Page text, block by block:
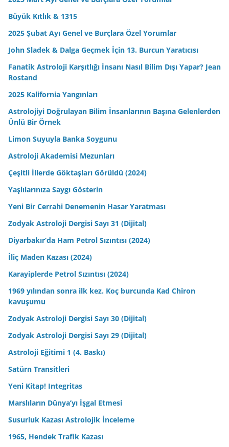
Büyük Kıtlık & 1315
2025 Şubat Ayı Genel ve Burçlara Özel Yorumlar
John Sladek & Dalga Geçmek İçin 13. Burcun Yaratıcısı
Fanatik Astroloji Karşıtlığı İnsanı Nasıl Bilim Dışı Yapar? Jean
Rostand
2025 Kalifornia Yangınları
Astrolojiyi Doğrulayan Bilim İnsanlarının Başına Gelenlerden
Ünlü Bir Örnek
Limon Suyuyla Banka Soygunu
Astroloji Akademisi Mezunları
Çeşitli İllerde Göktaşları Görüldü (2024)
Yaşlılarınıza Saygı Gösterin
Yeni Bir Cerrahi Denemenin Hasar Yaratması
Zodyak Astroloji Dergisi Sayı 31 (Dijital)
Diyarbakır’da Ham Petrol Sızıntısı (2024)
İliç Maden Kazası (2024)
Karayiplerde Petrol Sızıntısı (2024)
1969 yılından sonra ilk kez. Koç burcunda Kad Chiron
kavuşumu
Zodyak Astroloji Dergisi Sayı 30 (Dijital)
Zodyak Astroloji Dergisi Sayı 29 (Dijital)
Astroloji Eğitimi 1 (4. Baskı)
Satürn Transitleri
Yeni Kitap! Integritas
Marslıların Dünya’yı İşgal Etmesi
Susurluk Kazası Astrolojik İnceleme
1965, Hendek Trafik Kazası